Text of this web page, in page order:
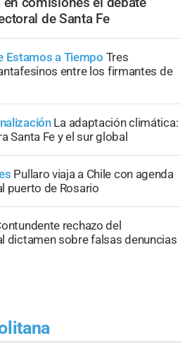
de Santa Fe
Estamos a Tiempo Tres
entre los firmantes de
La adaptación climática:
Santa Fe y el sur global
Pullaro viaja a Chile con agenda
puerto de Rosario
rechazo del
dictamen sobre falsas denuncias